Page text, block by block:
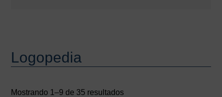
Logopedia
Mostrando 1–9 de 35 resultados